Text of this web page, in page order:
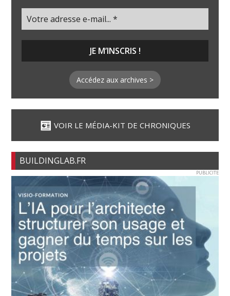
Accédez aux archives >
VOIR LE MÉDIA-KIT DE CHRONIQUES
BUILDINGLAB.FR
PUBLICITE